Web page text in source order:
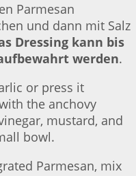
Parmesan
und dann mit Salz
Dressing kann bis
werden.
or press it
the anchovy
mustard, and
bowl.
Parmesan, mix